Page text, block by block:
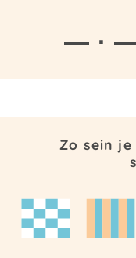
— ·
Zo sein